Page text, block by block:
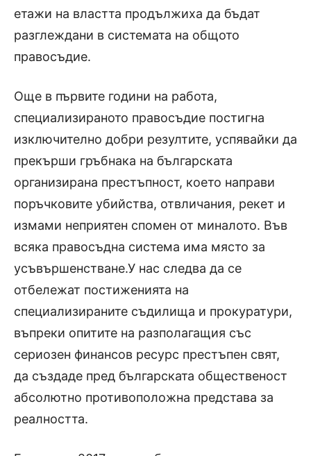
етажи на властта продължиха да бъдат
разглеждани в системата на общото
правосъдие.
Още в първите години на работа,
специализираното правосъдие постигна
изключително добри резултите, успявайки да
прекърши гръбнака на българската
организирана престъпност, което направи
поръчковите убийства, отвличания, рекет и
измами неприятен спомен от миналото. Във
всяка правосъдна система има място за
усъвършенстване.У нас следва да се
отбележат постиженията на
специализираните съдилища и прокуратури,
въпреки опитите на разполагащия със
сериозен финансов ресурс престъпен свят,
да създаде пред българската общественост
абсолютно противоположна представа за
реалността.